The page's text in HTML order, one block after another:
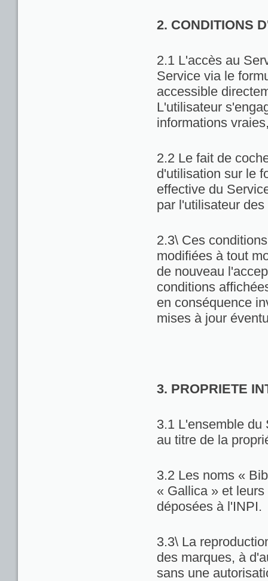
2. CONDITIONS
2.1 L'accès au
Service via le
accessible
L'utilisateur
informations
2.2 Le fait de
d'utilisation sur le
effective du
par l'utilisateur
2.3\ Ces
modifiées à tout
de nouveau
conditions
en conséquence
mises à jour
3. PROPRIETE
3.1 L'ensemble du
au titre de la
3.2 Les noms «
« Gallica » et
déposées à l'INPI.
3.3\ La
des marques, à
sans une